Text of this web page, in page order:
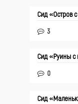
Сид «Остров
3
Сид «Руины с
0
Сид